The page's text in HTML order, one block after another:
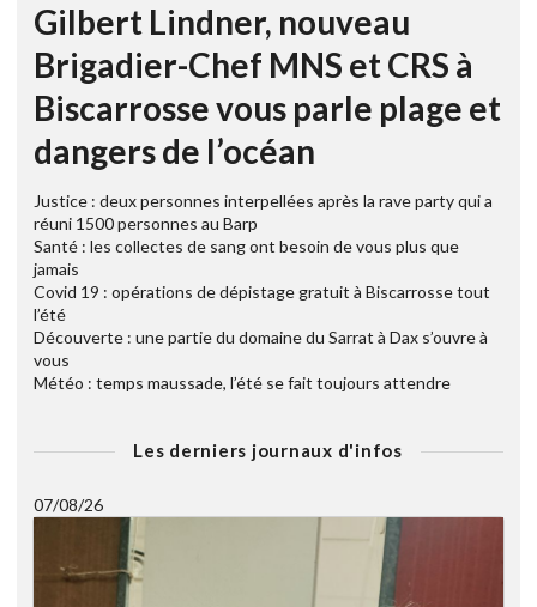
Gilbert Lindner, nouveau
Brigadier-Chef MNS et CRS à
Biscarrosse vous parle plage et
dangers de l’océan
Justice : deux personnes interpellées après la rave party qui a
réuni 1500 personnes au Barp
Santé : les collectes de sang ont besoin de vous plus que
jamais
Covid 19 : opérations de dépistage gratuit à Biscarrosse tout
l’été
Découverte : une partie du domaine du Sarrat à Dax s’ouvre à
vous
Météo : temps maussade, l’été se fait toujours attendre
Les derniers journaux d'infos
07/08/26